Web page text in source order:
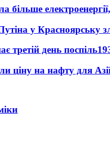
більше
Путіна у Красноярську
третій день поспіль
ціну на нафту для